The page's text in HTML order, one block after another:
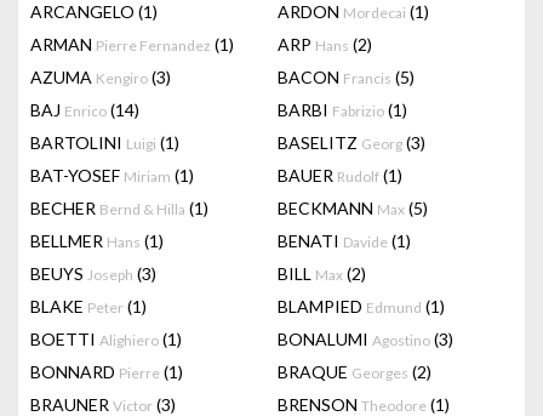
ARCANGELO (1) ARDON Mordecai (1)
ARMAN Pierre Fernandez (1) ARP Hans (2)
AZUMA Kengiro (3) BACON Francis (5)
BAJ Enrico (14) BARBI Fabrizio (1)
BARTOLINI Luigi (1) BASELITZ Georg (3)
BAT-YOSEF Miriam (1) BAUER Rudolf (1)
BECHER Bernd & Hilla (1) BECKMANN Max (5)
BELLMER Hans (1) BENATI Davide (1)
BEUYS Joseph (3) BILL Max (2)
BLAKE Peter (1) BLAMPIED Edmund (1)
BOETTI Alighiero (1) BONALUMI Agostino (3)
BONNARD Pierre (1) BRAQUE Georges (2)
BRAUNER Victor (3) BRENSON Theodore (1)